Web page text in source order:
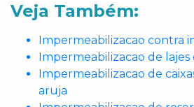
Veja Também:
Impermeabilizacao contra
Impermeabilizacao de lajes
Impermeabilizacao de
aruja